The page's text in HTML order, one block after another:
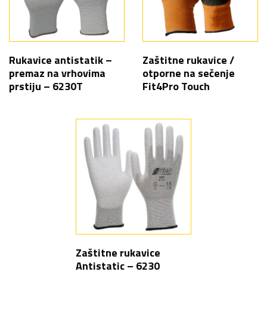
Rukavice antistatik –
premaz na vrhovima
prstiju – 6230T
Zaštitne rukavice /
otporne na sečenje
Fit4Pro Touch
Zaštitne rukavice
Antistatic – 6230